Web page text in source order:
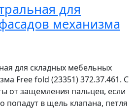
для
механизма
для складных мебельных
Free fold (23351) 372.37.461. С
от защемления пальцев, если
попадут в щель клапана, петля